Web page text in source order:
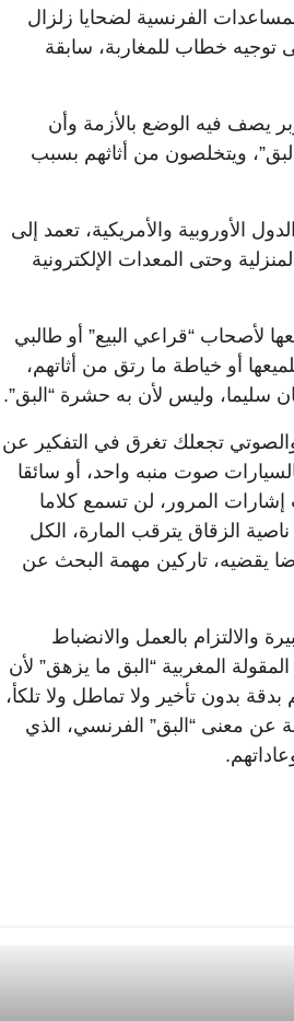
الفرنسية لضحايا زلزال
توجيه خطاب للمغاربة، سابقة
يصف فيه الوضع بالأزمة وأن
ويتخلصون من أثاثهم بسبب
الأوروبية والأمريكية، تعمد إلى
وحتى المعدات الإلكترونية
لأصحاب “قراعي البيع” أو طالبي
أو خياطة ما رتق من أثاتهم،
سليما، وليس لأن به حشرة “البق”.
والصوتي تجعلك تغرق في التفكير عن
صوت منبه واحد، أو سائقا
المرور، لن تسمع كلاما
الزقاق يترقب المارة، الكل
يقضيه، تاركين مهمة البحث عن
والالتزام بالعمل والانضباط
المغربية “البق ما يزهق” لأن
بدون تأخير ولا تماطل ولا تلكأ،
عن معنى “البق” الفرنسي، الذي